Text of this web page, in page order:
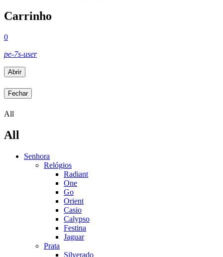
Carrinho
0
pe-7s-user
Abrir
Fechar
All
All
Senhora
Relógios
Radiant
One
Go
Orient
Casio
Calypso
Festina
Jaguar
Prata
Silverado